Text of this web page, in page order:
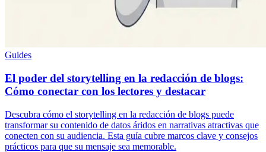
Guides
El poder del storytelling en la redacción de blogs:
Cómo conectar con los lectores y destacar
Descubra cómo el storytelling en la redacción de blogs puede
transformar su contenido de datos áridos en narrativas atractivas que
conecten con su audiencia. Esta guía cubre marcos clave y consejos
prácticos para que su mensaje sea memorable.